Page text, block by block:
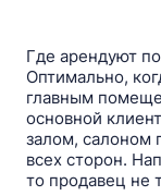
Где арендуют
Оптимально,
главным
основной
залом, салоном
всех сторон.
то продавец не